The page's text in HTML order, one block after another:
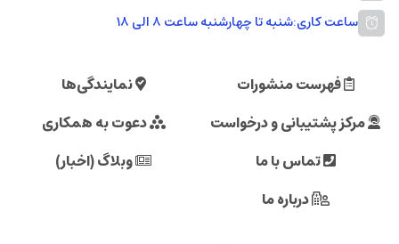
ساعت کاری:شنبه تا چهارشنبه ساعت ۸ الی ۱۸
فهرست منشورات
نمایندگی‌ها
مرکز پشتیبانی و درخواست
دعوت به همکاری
تماس با ما
وبلاگ (اخبار)
درباره ما